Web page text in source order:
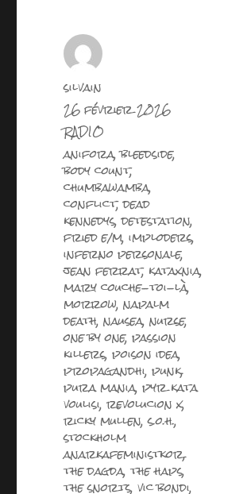
Auteur
silvain
Publié
le
26 février 2026
Catégories
RADIO
Étiquettes
anifora,bleedside,
body count,
chumbawamba,
conflict,dead
kennedys,detestation,
fried e/m,imploders,
inferno personale,
jean ferrat,kataxnia,
mary couche-toi-là,
morrow,napalm
death,nausea,nurse,
one by one,passion
killers,poison idea,
propagandhi,punk,
pura mania,pyr kata
voulisi,revolucion x,
ricky mullen,s.o.h.,
stockholm
anarkafeministkor,
the dagda,the haps,
the snorts,vic bondi,